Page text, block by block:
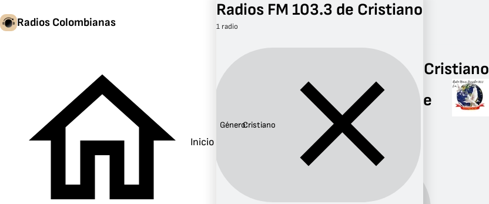
Radios Colombianas
Inicio
FM 103.3
Radios FM 103.3 de Cristiano
Radios FM 103.3 de
Cristiano
Radios FM 103.3 de Cristiano
1 radio
Género:Cristiano